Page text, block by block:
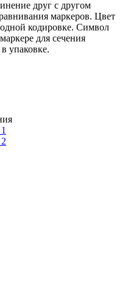
друг с другом
маркеров. Цвет
кодировке. Символ
для сечения
упаковке.